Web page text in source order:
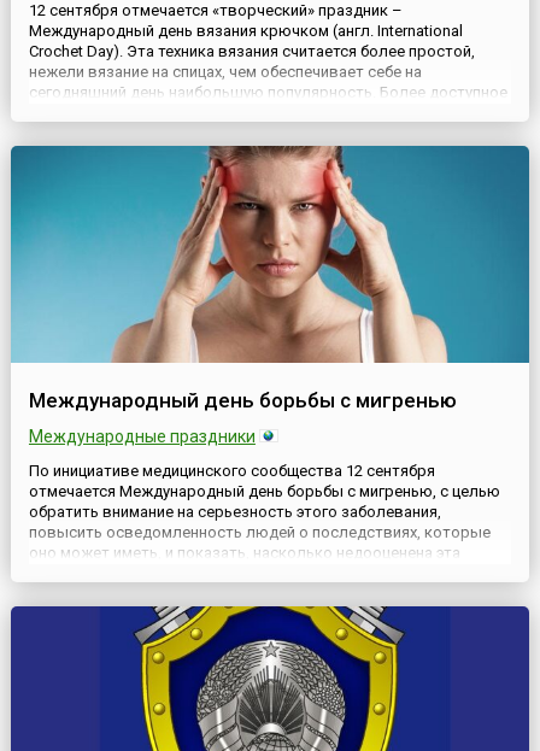
12 сентября отмечается «творческий» праздник –
Международный день вязания крючком (англ. International
Crochet Day). Эта техника вязания считается более простой,
нежели вязание на спицах, чем обеспечивает себе на
сегодняшний день наибольшую популярность. Более доступное
Международный день борьбы с мигренью
Международные праздники
По инициативе медицинского сообщества 12 сентября
отмечается Международный день борьбы с мигренью, с целью
обратить внимание на серьезность этого заболевания,
повысить осведомленность людей о последствиях, которые
оно может иметь, и показать, насколько недооценена эта
работу, семью, с...